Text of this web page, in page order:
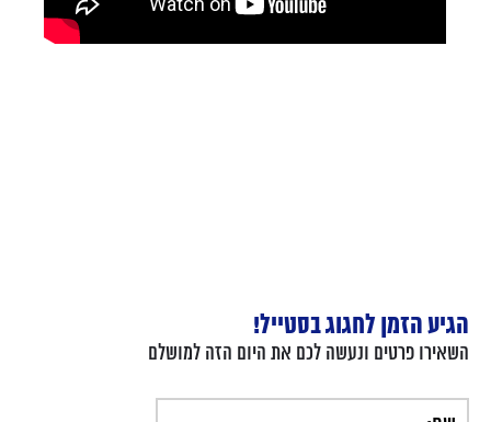
הגיע הזמן לחגוג בסטייל!
השאירו פרטים ונעשה לכם את היום הזה למושלם